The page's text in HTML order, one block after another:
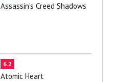
Assassin's Creed Shadows
6.2
Atomic Heart